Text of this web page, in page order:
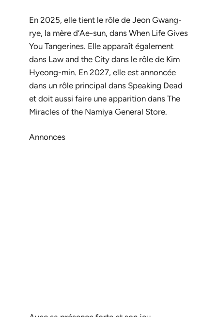
En 2025, elle tient le rôle de Jeon Gwang-
rye, la mère d’Ae-sun, dans When Life Gives
You Tangerines. Elle apparaît également
dans Law and the City dans le rôle de Kim
Hyeong-min. En 2027, elle est annoncée
dans un rôle principal dans Speaking Dead
et doit aussi faire une apparition dans The
Miracles of the Namiya General Store.
Annonces